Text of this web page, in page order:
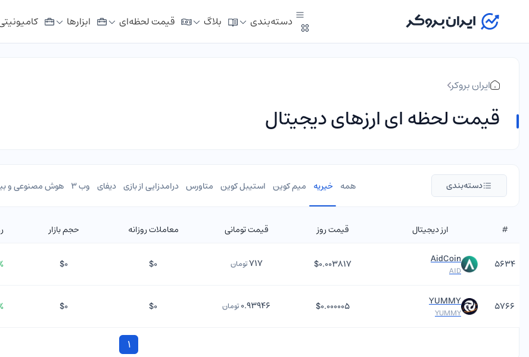
دسته‌بندی بلاگ قیمت لحظه‌ای ابزار‌ها
ایران بروکر
قیمت لحظه ای ارزهای دیجیتال
دسته‌بندی همه خیریه میم کوین استیبل کوین متاورس درامدزایی از بازی دیفای وب 3 هوش مصنوعی و
# ارز دیجیتال قیمت روز قیمت تومانی معاملات روزانه حجم بازار
۵۶۳۴ AidCoin
AID $۰.۰۰۳۸۱۷ ۷۱۷تومان $۰ $۰
۵۷۶۶ YUMMY
YUMMY $۰.۰۰۰۰۰۵ ۰.۹۳۹۴۶تومان $۰ $۰
۱